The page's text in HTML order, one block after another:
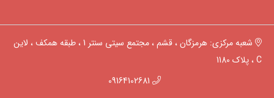
شعبه مرکزی: هرمزگان ، قشم ، مجتمع سیتی سنتر 1 ، طبقه همکف ، لاین
C ، پلاک 1180
09164102681